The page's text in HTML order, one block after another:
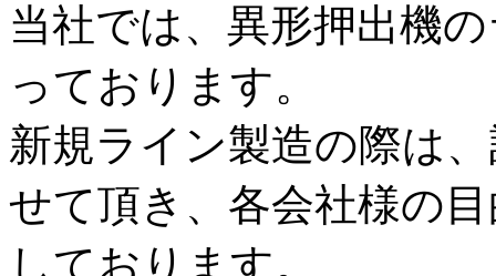
当社では、異形押出機
っております。
新規ライン製造の際は
せて頂き、各会社様の
しております。